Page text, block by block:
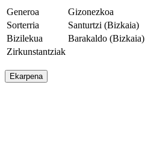
Generoa
Gizonezkoa
Sorterria
Santurtzi (Bizkaia)
Bizilekua
Barakaldo (Bizkaia)
Zirkunstantziak